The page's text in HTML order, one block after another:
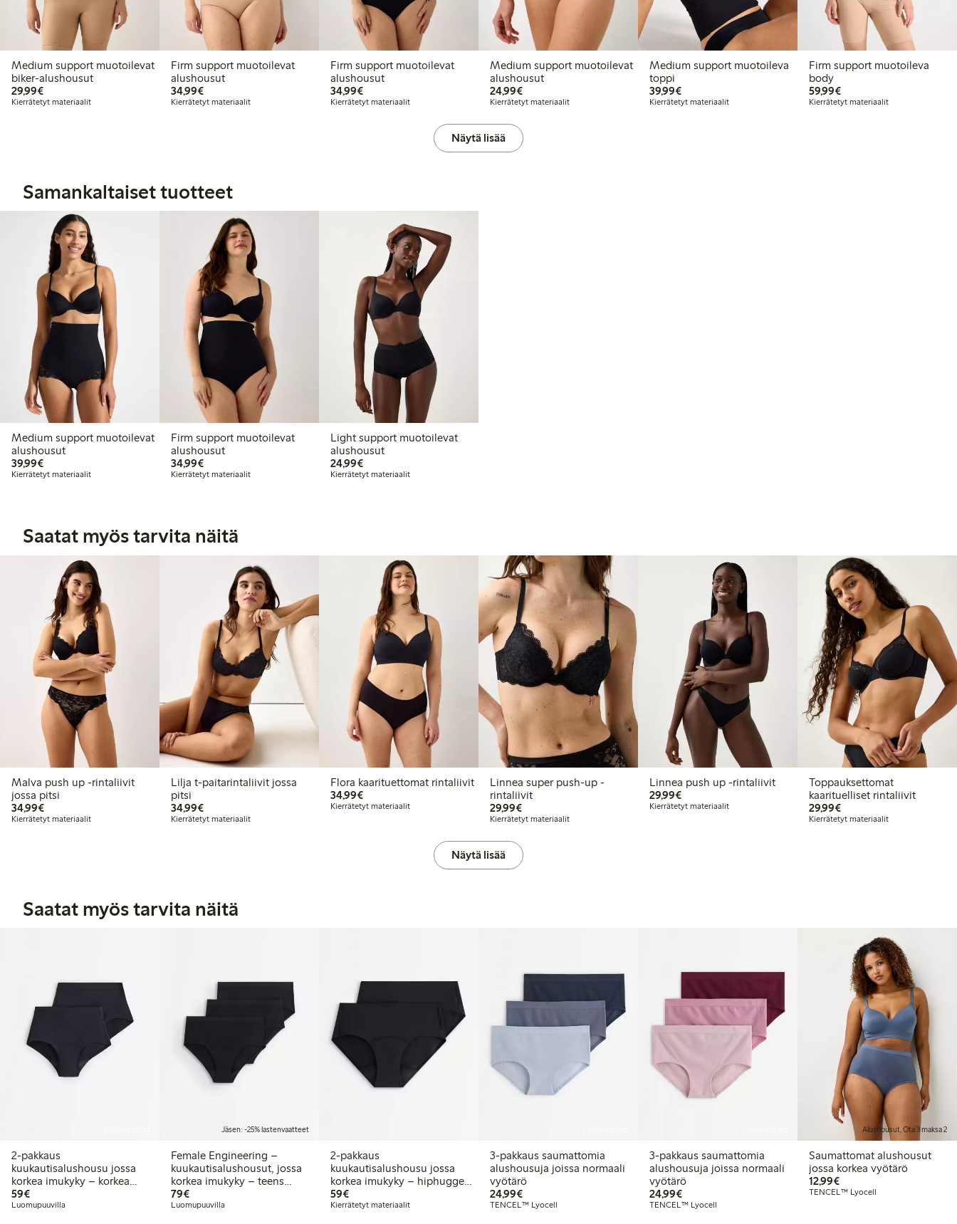
Medium support muotoilevat
biker-alushousut
29,99€29,99 €
Kierrätetyt materiaalit
Firm support muotoilevat
alushousut
34,99€34,99 €
Kierrätetyt materiaalit
Firm support muotoilevat
alushousut
34,99€34,99 €
Kierrätetyt materiaalit
Medium support muotoilevat
alushousut
24,99€24,99 €
Kierrätetyt materiaalit
Medium support muotoileva
toppi
39,99€39,99 €
Kierrätetyt materiaalit
Firm support muotoileva
body
59,99€59,99 €
Kierrätetyt materiaalit
Näytä lisää
Samankaltaiset tuotteet
Medium support muotoilevat
alushousut
39,99€39,99 €
Kierrätetyt materiaalit
Firm support muotoilevat
alushousut
34,99€34,99 €
Kierrätetyt materiaalit
Light support muotoilevat
alushousut
24,99€24,99 €
Kierrätetyt materiaalit
Saatat myös tarvita näitä
Malva push up -rintaliivit
jossa pitsi
34,99€34,99 €
Kierrätetyt materiaalit
Lilja t-paitarintaliivit jossa
pitsi
34,99€34,99 €
Kierrätetyt materiaalit
Flora kaarituettomat rintaliivit
34,99€34,99 €
Kierrätetyt materiaalit
Linnea super push-up -
rintaliivit
29,99€29,99 €
Kierrätetyt materiaalit
Linnea push up -rintaliivit
29,99€29,99 €
Kierrätetyt materiaalit
Toppauksettomat
kaarituelliset rintaliivit
29,99€29,99 €
Kierrätetyt materiaalit
Näytä lisää
Saatat myös tarvita näitä
2-pakkaus
kuukautisalushousu jossa
korkea imukyky – korkea
vyötärö – Female
Engineering
59€59,00 €
Luomupuuvilla
Jäsen: -25% lastenvaatteet
Female Engineering –
kuukautisalushousut, jossa
korkea imukyky – teens
hiphugger 3 kpl -pakkaus
79€79,00 €
Luomupuuvilla
2-pakkaus
kuukautisalushousu jossa
korkea imukyky – hiphugger
– Female Engineering
59€59,00 €
Kierrätetyt materiaalit
3-pakkaus saumattomia
alushousuja joissa normaali
vyötärö
24,99€24,99 €
TENCEL™ Lyocell
3-pakkaus saumattomia
alushousuja joissa normaali
vyötärö
24,99€24,99 €
TENCEL™ Lyocell
Alushousut, Ota 3 maksa 2
Saumattomat alushousut
jossa korkea vyötärö
12,99€12,99 €
TENCEL™ Lyocell